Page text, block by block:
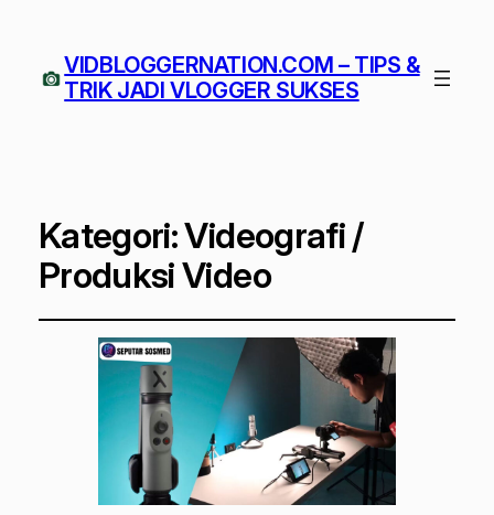
VIDBLOGGERNATION.COM – TIPS &
TRIK JADI VLOGGER SUKSES
Kategori:Videografi /
Produksi Video